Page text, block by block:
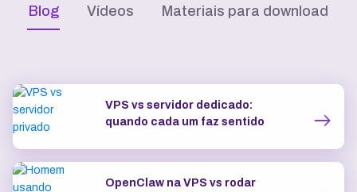
Blog Vídeos Materiais para download
VPS vs servidor dedicado:
quando cada um faz sentido
OpenClaw na VPS vs rodar